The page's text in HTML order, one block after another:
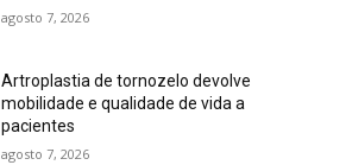
agosto 7, 2026
Artroplastia de tornozelo devolve
mobilidade e qualidade de vida a
pacientes
agosto 7, 2026